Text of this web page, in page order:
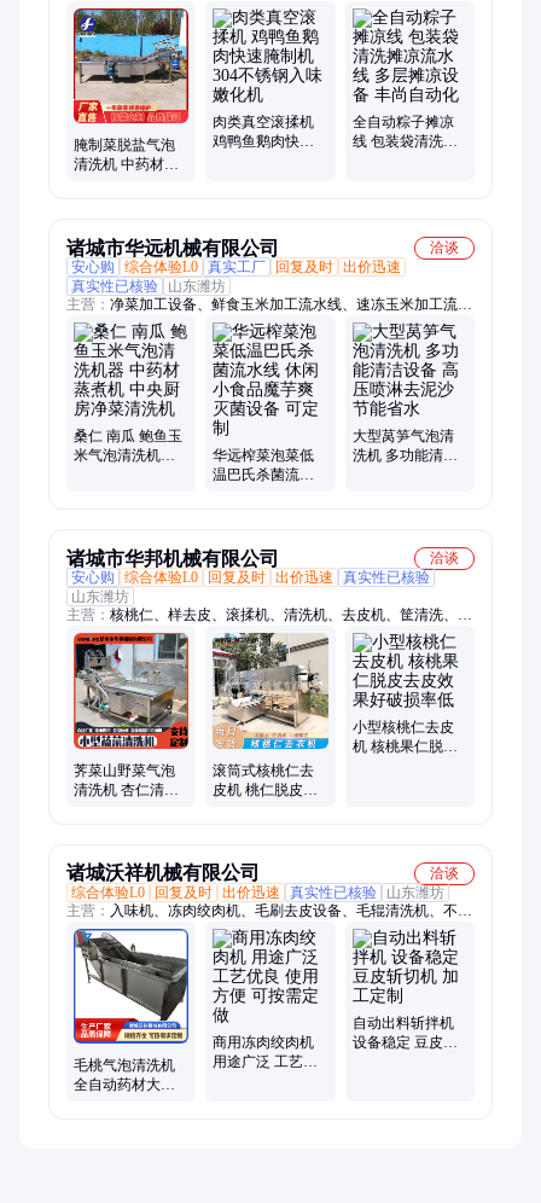
大枣风选机、风选机食品、八角拌料机、风选机辣椒、滚筒拌料
机、风选机粮食、烘干机流水线
腌制菜脱盐气泡
清洗机 中药材人
肉类真空滚揉机
鸡鸭鱼鹅肉快速
全自动粽子摊凉
线 包装袋清洗摊
诸城市华远机械有限公司
洽谈
安心购
综合体验L0 真实工厂 回复及时 出价迅速
真实性已核验
山东潍坊
主营： 净菜加工设备、鲜食玉米加工流水线、速冻玉米加工流水
线、果蔬气泡清洗机、巴氏杀菌设备
桑仁 南瓜 鲍鱼玉
米气泡清洗机器
华远榨菜泡菜低
温巴氏杀菌流水
大型莴笋气泡清
洗机 多功能清洁
诸城市华邦机械有限公司
洽谈
安心购
综合体验L0 回复及时 出价迅速
真实性已核验
山东潍坊
主营： 核桃仁、样去皮、滚揉机、清洗机、去皮机、筐清洗、去
衣机、洗筐机、斩拌机、清洗设备、去衣设备、红薯清洗、培根
模具、压肉模具、黄皮脱衣机、核桃油设备、机械核桃露、废物
周转箱、内衣脱皮机、脱皮全自动、豆泡油炸机、果实脱涩机、
内皮去除机、漂烫杀青设备、菜漂烫流水线
荠菜山野菜气泡
清洗机 杏仁清洗
滚筒式核桃仁去
皮机 桃仁脱皮机
小型核桃仁去皮
机 核桃果仁脱皮
诸城沃祥机械有限公司
洽谈
综合体验L0
回复及时 出价迅速 真实性已核验
山东潍坊
主营： 入味机、冻肉绞肉机、毛刷去皮设备、毛辊清洗机、不锈
钢清洗机器、猪头肉卤煮锅、行星搅拌炒锅、鲜肉绞肉设备、肉
制品灌肠设备、烧鸡鸭脖蒸煮锅、千叶豆腐斩切机
毛桃气泡清洗机
全自动药材大青
商用冻肉绞肉机
用途广泛 工艺优
自动出料斩拌机
设备稳定 豆皮斩